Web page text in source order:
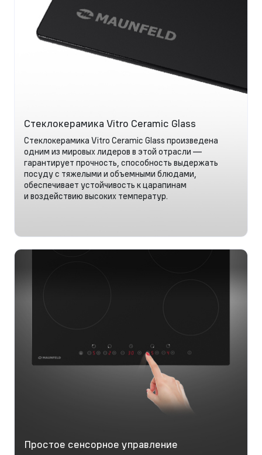
Стеклокерамика Vitro Ceramic Glass
Стеклокерамика Vitro Ceramic Glass произведена
одним из мировых лидеров в этой отрасли —
гарантирует прочность, способность выдержать
посуду с тяжелыми и объемными блюдами,
обеспечивает устойчивость к царапинам
и воздействию высоких температур.
Простое сенсорное управление